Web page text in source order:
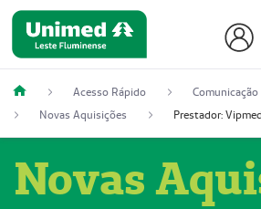
Acesso Rápido
Comunicação
Novas Aquisições
Novas